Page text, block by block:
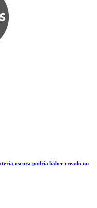
oscura podría haber creado un